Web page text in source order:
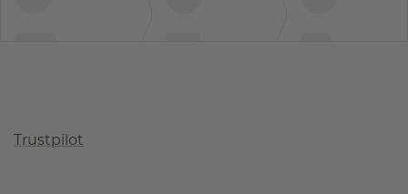
Trustpilot